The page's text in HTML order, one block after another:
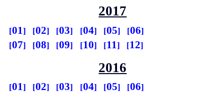
2017
01 02 03 04 05
06
07
08 09 10 11 12
2016
01 02 03 04 05
06